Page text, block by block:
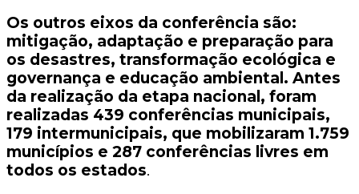
Os outros eixos da conferência são:
mitigação, adaptação e preparação para
os desastres, transformação ecológica e
governança e educação ambiental. Antes
da realização da etapa nacional, foram
realizadas 439 conferências municipais,
179 intermunicipais, que mobilizaram 1.759
municípios e 287 conferências livres em
todos os estados.